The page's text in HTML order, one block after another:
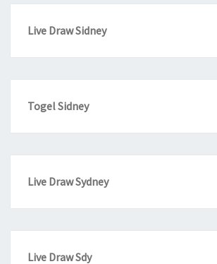
Live Draw Sidney
Togel Sidney
Live Draw Sydney
Live Draw Sdy